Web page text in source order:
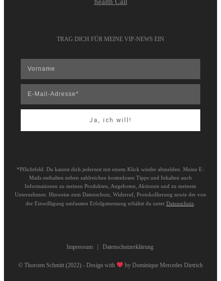
TRAG DICH FÜR MEINE VIP-NEWS EIN
Ja, ich will!
*Pflichtfeld. Du kannst dich jederzeit mit einem Klick wieder abmelden. Meine E-
Mails enthalten neben zahlreichen kostenlosen Tipps und Inhalten auch
Informationen zu meinen Produkten, Angeboten, Aktionen und zu meinem
Unternehmen. Hinweise zum Datenschutz, Widerruf, Protokollierung sowie der von
der Einwilligung umfassten Erfolgsmessung erhältst du unter Datenschutz
Impressum| Datenschutzerklärung
© Thorsten Schmitt (2022) - Design with by Dominique Mercedes Dietrich